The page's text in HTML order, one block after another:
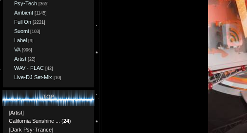
Psy-Tech [365]
Ambient [1145]
Full On [2221]
Suomi [103]
Label [9]
VA [996]
Artist [22]
WAV - FLAC [42]
Live-DJ Set-Mix [10]
TOP
[Artist]
California Sunshine ...
(24)
[Dark Psy-Trance]